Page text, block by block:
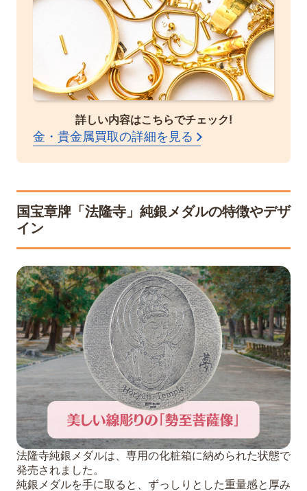
詳しい内容はこちらでチェック!
金・貴金属買取の詳細を見る
国宝章牌「法隆寺」純銀メダルの特徴やデザ
イン
法隆寺純銀メダルは、専用の化粧箱に納められた状態で
発売されました。
純銀メダルを手に取ると、ずっしりとした重量感と厚み